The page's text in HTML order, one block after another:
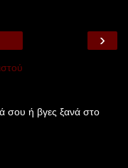
›
σου ή βγες ξανά στο